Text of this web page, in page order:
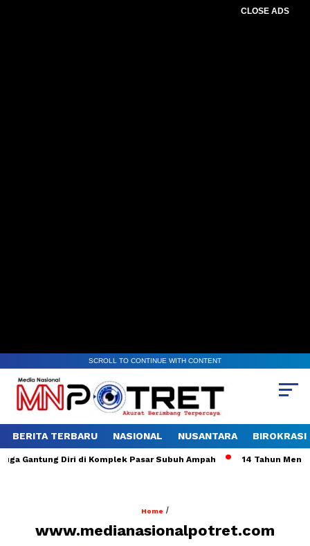
CLOSE ADS
SCROLL TO CONTINUE WITH CONTENT
BERITA TERBARU NASIONAL NUSANTARA BIROKRASI
Gantung Diri di Komplek Pasar Subuh Ampah 14 Tahun
Home /
www.medianasionalpotret.com